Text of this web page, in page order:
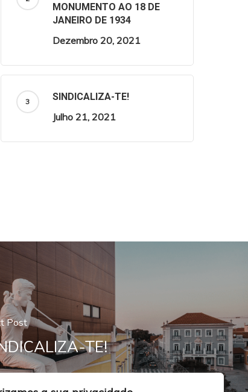
MONUMENTO AO 18 DE
JANEIRO DE 1934
Dezembro 20, 2021
SINDICALIZA-TE!
Julho 21, 2021
Post
TE!